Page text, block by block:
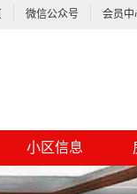
微信公众号 会员中
小区信息